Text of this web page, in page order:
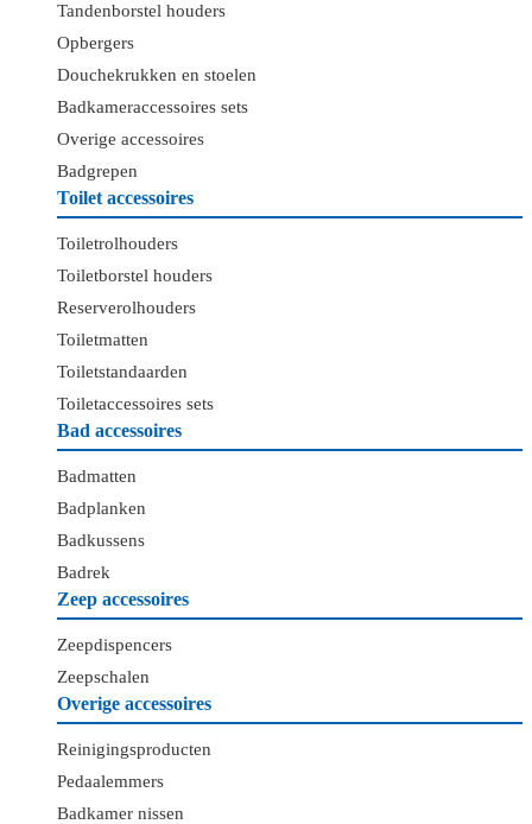
Tandenborstel houders
Opbergers
Douchekrukken en stoelen
Badkameraccessoires sets
Overige accessoires
Badgrepen
Toilet accessoires
Toiletrolhouders
Toiletborstel houders
Reserverolhouders
Toiletmatten
Toiletstandaarden
Toiletaccessoires sets
Bad accessoires
Badmatten
Badplanken
Badkussens
Badrek
Zeep accessoires
Zeepdispencers
Zeepschalen
Overige accessoires
Reinigingsproducten
Pedaalemmers
Badkamer nissen